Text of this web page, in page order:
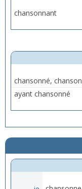
chansonnant
chansonné,
ayant chansonné